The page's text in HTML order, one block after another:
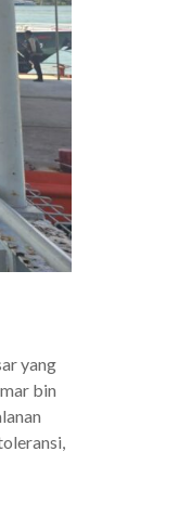
yang
bin